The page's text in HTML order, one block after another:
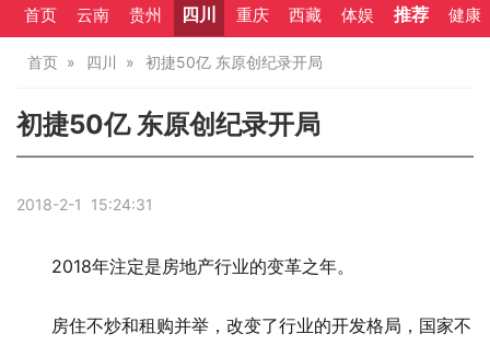
首页 云南 贵州 四川 重庆 西藏 体娱 推荐 健康
首页 四川 初捷50亿 东原创纪录开局
初捷50亿 东原创纪录开局
2018-2-1 15:24:31
2018年注定是房地产行业的变革之年。
房住不炒和租购并举，改变了行业的开发格局，国家不